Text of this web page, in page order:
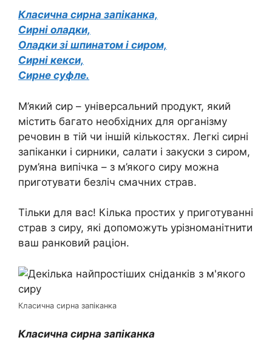
Класична сирна запіканка,
Сирні оладки,
Оладки зі шпинатом і сиром,
Сирні кекси,
Сирне суфле.
М’який сир – універсальний продукт, який
містить багато необхідних для організму
речовин в тій чи іншій кількостях. Легкі сирні
запіканки і сирники, салати і закуски з сиром,
рум’яна випічка – з м’якого сиру можна
приготувати безліч смачних страв.
Тільки для вас! Кілька простих у приготуванні
страв з сиру, які допоможуть урізноманітнити
ваш ранковий раціон.
Класична сирна запіканка
Класична сирна запіканка